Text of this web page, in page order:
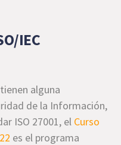
IEC
alguna
de la Información,
ISO 27001, el Curso
es el programa